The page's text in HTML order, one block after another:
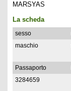
MARSYAS
La scheda
sesso
maschio
Passaporto
3284659